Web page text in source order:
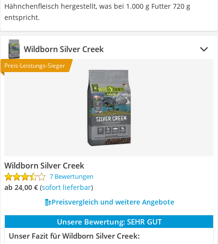
Hähnchenfleisch hergestellt, was bei 1.000 g Futter 720 g
entspricht.
Wildborn Silver Creek
Preis-Leistungs-Sieger
Wildborn Silver Creek
7 Bewertungen
ab 24,00 € ( Sofort lieferbar)
Preisvergleich und weitere Angebote
Unsere Bewertung: SEHR GUT
Unser Fazit für Wildborn Silver Creek: